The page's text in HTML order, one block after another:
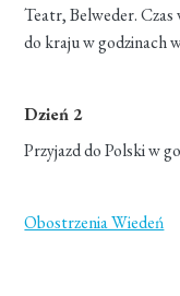
Teatr, Belweder. Czas
do kraju w godzinach
Dzień 2
Przyjazd do Polski w
Obostrzenia Wiedeń